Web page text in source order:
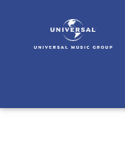
Biografie